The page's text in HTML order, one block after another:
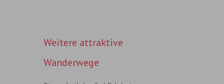
Weitere attraktive
Wanderwege